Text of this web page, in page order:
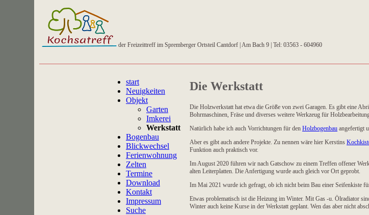
der Freizeittreff im Spremberger Ortsteil Cantdorf | Am Bach 9 | Tel: 03563 - 604960
Die Werkstatt
Die Holzwerkstatt hat etwa die Größe von zwei Garagen. Es gibt eine
Bohrmaschinen, Fräse und diverses weitere Werkzeug für
Natürlich habe ich auch Vorrichtungen für den Holzbogenbau angefertigt
Aber es gibt auch andere Projekte. Zu nennen wäre hier Kerstins
Funktion auch praktisch vor.
Im August 2020 führen wir nach Gatschow zu einem Treffen offener
alten Leiterplatten. Die Anfertigung wurde auch gleich vor Ort geprobt.
Im Mai 2021 wurde ich gefragt, ob ich nicht beim Bau einer Seifenkiste
Etwas problematisch ist die Heizung im Winter. Mit Gas -u. Ölradiator
Winter auch keine Kurse in der Werkstatt geplant. Wen das aber nicht
überspringen
start
Neuigkeiten
Objekt
Garten
Imkerei
Werkstatt
Bogenbau
Blickwechsel
Ferienwohnung
Zelten
Termine
Download
Kontakt
Impressum
Suche